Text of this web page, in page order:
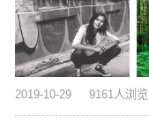
2019-10-29 9161人浏览